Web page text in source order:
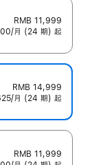
RMB 11,999
月 (24 期) 起
RMB 14,999
月 (24 期) 起
RMB 11,999